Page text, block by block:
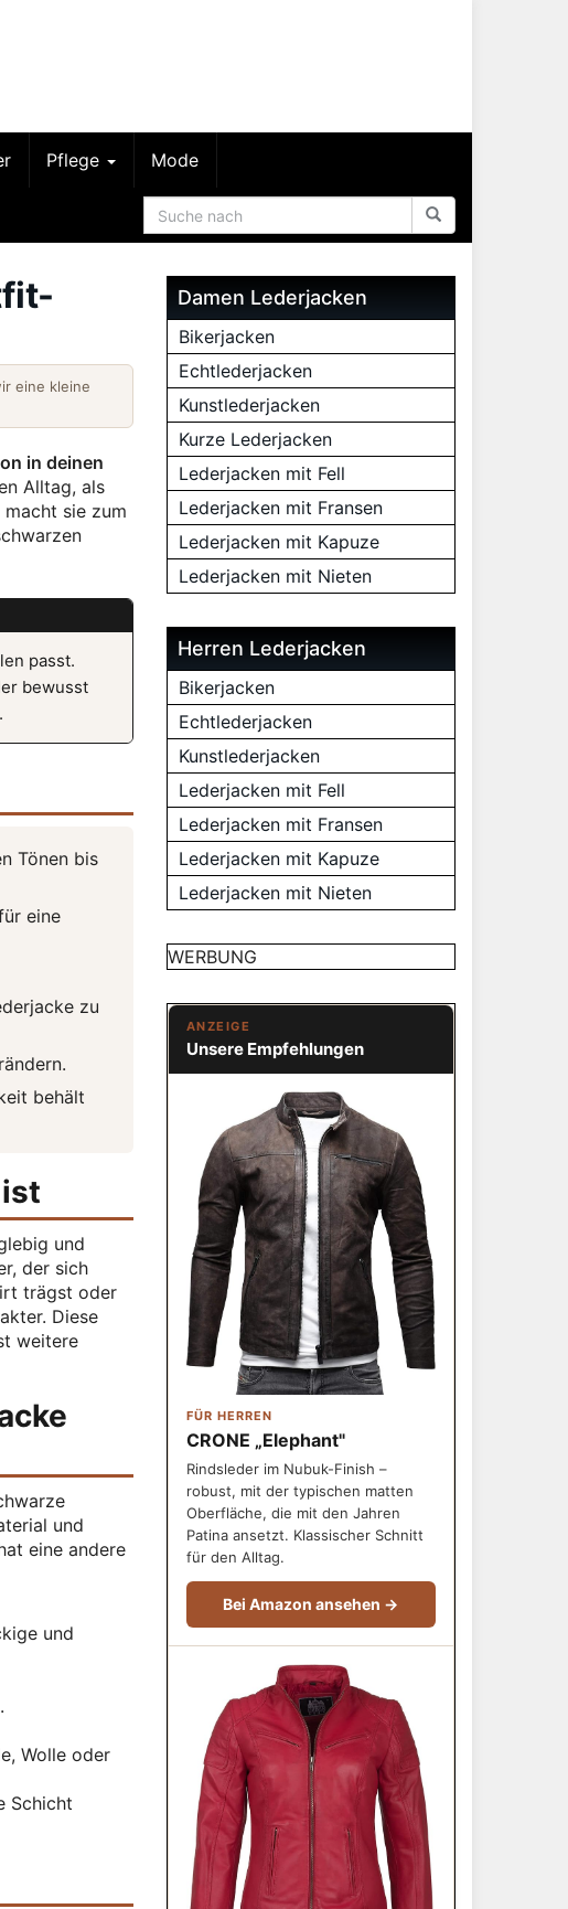
Pflege Mode
eine kleine
in deinen
Alltag, als
sie zum
passt.
bewusst
Tönen bis
eine
zu
behält
und
der sich
trägst oder
Diese
weitere
und
eine andere
und
Wolle oder
Schicht
Damen Lederjacken
Bikerjacken
Echtlederjacken
Kunstlederjacken
Kurze Lederjacken
Lederjacken mit Fell
Lederjacken mit Fransen
Lederjacken mit Kapuze
Lederjacken mit Nieten
Herren Lederjacken
Bikerjacken
Echtlederjacken
Kunstlederjacken
Lederjacken mit Fell
Lederjacken mit Fransen
Lederjacken mit Kapuze
Lederjacken mit Nieten
WERBUNG
ANZEIGE
Unsere Empfehlungen
FÜR HERREN
CRONE „Elephant"
Rindsleder im Nubuk-Finish –
robust, mit der typischen matten
Oberfläche, die mit den Jahren
Patina ansetzt. Klassischer Schnitt
für den Alltag.
Bei Amazon ansehen →